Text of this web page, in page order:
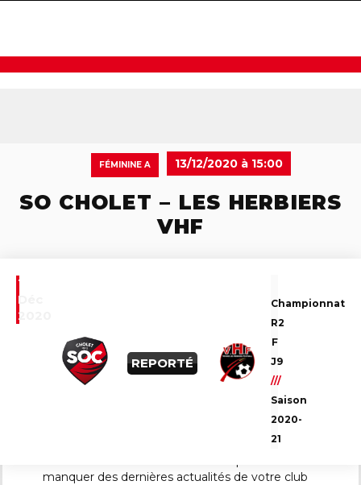
FÉMININE A 13/12/2020 à 15:00
SO CHOLET – LES HERBIERS
VHF
13
Déc
2020
REPORTÉ
Championnat
R2
F
J9
///
Saison
2020-
21
manquer des dernières actualités de votre club